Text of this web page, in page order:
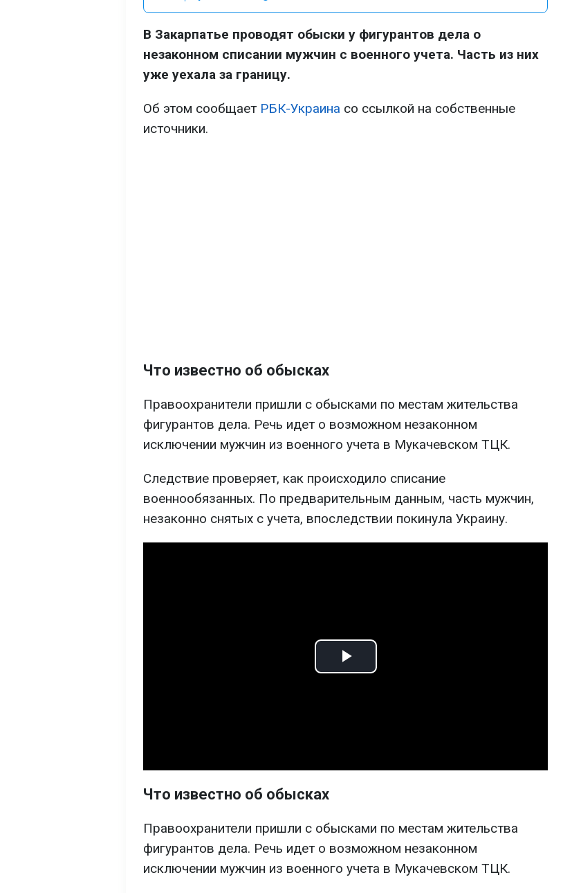
В Закарпатье проводят обыски у фигурантов дела о
незаконном списании мужчин с военного учета. Часть из них
уже уехала за границу.
Об этом сообщает РБК-Украина со ссылкой на собственные
источники.
Что известно об обысках
Правоохранители пришли с обысками по местам жительства
фигурантов дела. Речь идет о возможном незаконном
исключении мужчин из военного учета в Мукачевском ТЦК.
Следствие проверяет, как происходило списание
военнообязанных. По предварительным данным, часть мужчин,
незаконно снятых с учета, впоследствии покинула Украину.
Play
Что известно об обысках
Правоохранители пришли с обысками по местам жительства
фигурантов дела. Речь идет о возможном незаконном
исключении мужчин из военного учета в Мукачевском ТЦК.